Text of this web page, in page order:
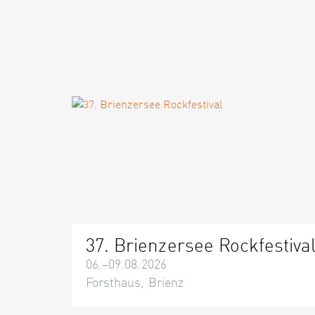
37. Brienzersee Rockfestival
06.–09.08.2026
Forsthaus, Brienz